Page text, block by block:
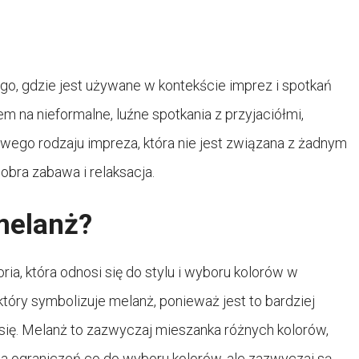
gdzie jest używane w kontekście imprez i spotkań
na nieformalne, luźne spotkania z przyjaciółmi,
rodzaju impreza, która nie jest związana z żadnym
zabawa i relaksacja.
która odnosi się do stylu i wyboru kolorów w
symbolizuje melanż, ponieważ jest to bardziej
Melanż to zazwyczaj mieszanka różnych kolorów,